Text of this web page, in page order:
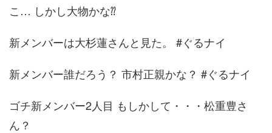
こ… しかし大物かな⁇
新メンバーは大杉蓮さんと見た。 #ぐるナイ
新メンバー誰だろう？ 市村正親かな？ #ぐるナイ
ゴチ新メンバー2人目 もしかして・・・松重豊さ
ん？